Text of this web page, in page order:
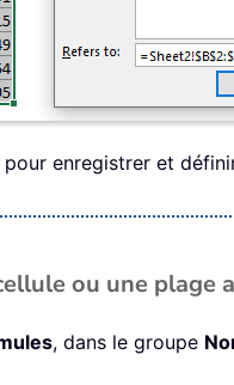
pour enregistrer et
ou une plage
, dans le groupe